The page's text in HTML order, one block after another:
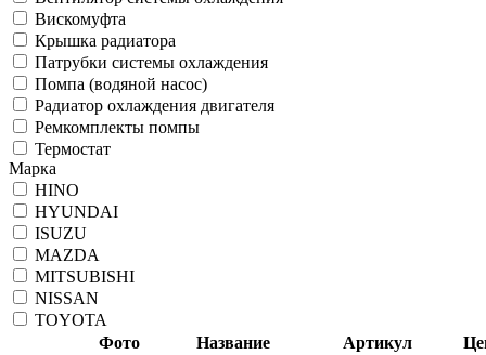
Вискомуфта
Крышка радиатора
Патрубки системы охлаждения
Помпа (водяной насос)
Радиатор охлаждения двигателя
Ремкомплекты помпы
Термостат
Марка
HINO
HYUNDAI
ISUZU
MAZDA
MITSUBISHI
NISSAN
TOYOTA
Фото
Название Артикул